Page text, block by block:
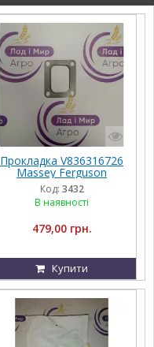
Прокладка V836316726
Massey Ferguson
Код: 3432
В наявності
479,00 грн.
Купити